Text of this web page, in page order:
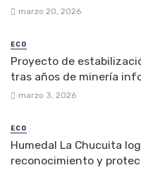
marzo 20, 2026
ECO
Proyecto de
tras años de minería
marzo 3, 2026
ECO
Humedal La Chucuita
reconocimiento y